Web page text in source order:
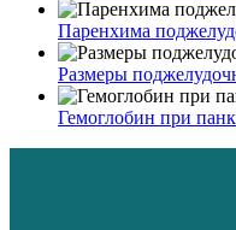
Паренхима
Размеры
Гемоглобин при